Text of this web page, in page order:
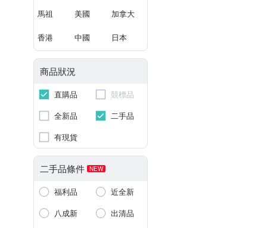
馬祖 美國 加拿大
香港 中國 日本
商品狀況
直購品
競標品
全新品
二手品
有現貨
二手品條件 NEW
福利品
近全新
八成新
出清品